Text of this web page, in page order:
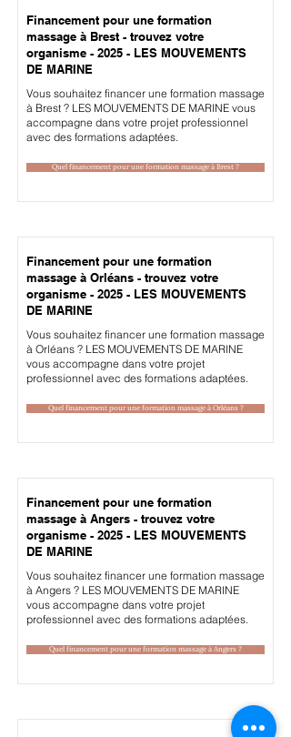
Financement pour une formation
massage à Brest - trouvez votre
organisme - 2025 - LES MOUVEMENTS
DE MARINE
Vous souhaitez financer une formation massage
à Brest ? LES MOUVEMENTS DE MARINE vous
accompagne dans votre projet professionnel
avec des formations adaptées.
Quel financement pour une formation massage à Brest ?
Financement pour une formation
massage à Orléans - trouvez votre
organisme - 2025 - LES MOUVEMENTS
DE MARINE
Vous souhaitez financer une formation massage
à Orléans ? LES MOUVEMENTS DE MARINE
vous accompagne dans votre projet
professionnel avec des formations adaptées.
Quel financement pour une formation massage à Orléans ?
Financement pour une formation
massage à Angers - trouvez votre
organisme - 2025 - LES MOUVEMENTS
DE MARINE
Vous souhaitez financer une formation massage
à Angers ? LES MOUVEMENTS DE MARINE
vous accompagne dans votre projet
professionnel avec des formations adaptées.
Quel financement pour une formation massage à Angers ?